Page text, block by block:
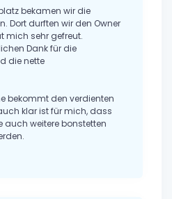
bekamen wir die
Dort durften wir den Owner
mich sehr gefreut.
Dank für die
die nette
bekommt den verdienten
klar ist für mich, dass
weitere bonstetten